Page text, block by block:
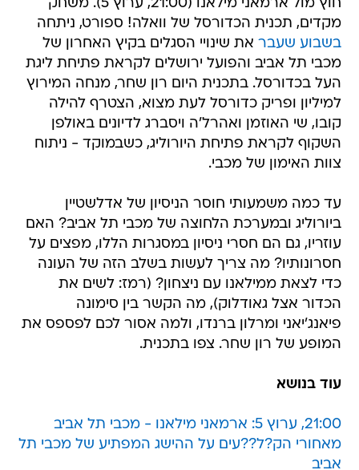
חוץ מול ארמאני מילאנו (21:00, ערוץ 5). משחק
מקדים, תכנית הכדורסל של וואלה! ספורט, ניתחה
בשבוע שעבר את שינויי הסגלים בקיץ האחרון של
מכבי תל אביב והפועל ירושלים לקראת פתיחת ליגת
העל בכדורסל. בתכנית היום רון שחר, מנחה המירוץ
למיליון ופריק כדורסל לעת מצוא, הצטרף להילה
קובו, שי האוזמן ואהרל'ה ויסברג לדיונים באולפן
השקוף לקראת פתיחת היורוליג, כשבמוקד - ניתוח
צוות האימון של מכבי.
עד כמה משמעותי חוסר הניסיון של אדלשטיין
ביורוליג ובמערכת הלחוצה של מכבי תל אביב? האם
עוזריו, גם הם חסרי ניסיון במסגרות הללו, מפצים על
חסרונותיו? מה צריך לעשות בשלב הזה של העונה
כדי לצאת ממילאנו עם ניצחון? (רמז: לשים את
הכדור אצל גאודלוק), מה הקשר בין סימונה
פיאנג'יאני ומרלון ברנדו, ולמה אסור לכם לפספס את
המופע של רון שחר. צפו בתכנית.
עוד בנושא
21:00, ערוץ 5: ארמאני מילאנו - מכבי תל אביב
מאחורי הק?ל??עים על ההישג המפתיע של מכבי תל
אביב